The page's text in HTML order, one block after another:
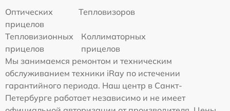
Оптических
прицелов
Тепловизоров
Тепловизионных
прицелов
Коллиматорных
прицелов
Мы занимаемся ремонтом и техническим
обслуживанием техники iRay по истечении
гарантийного периода. Наш центр в Санкт-
Петербурге работает независимо и не имеет